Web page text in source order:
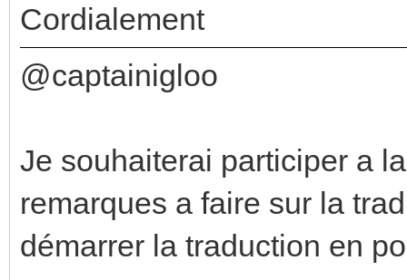
Cordialement
@captainigloo
Je souhaiterai participer a
remarques a faire sur la
démarrer la traduction en